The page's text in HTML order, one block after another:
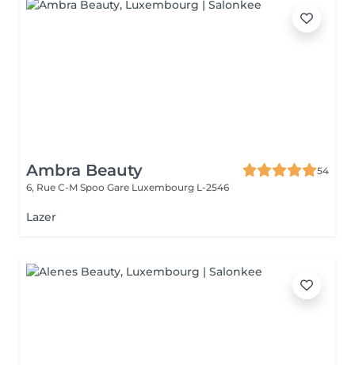
Ambra Beauty
54
6, Rue C-M Spoo Gare Luxembourg L-2546
Lazer